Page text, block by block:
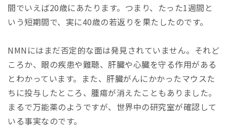
間でいえば20歳にあたります。つまり、たった1週間と
いう短期間で、実に40歳の若返りを果たしたのです。
NMNにはまだ否定的な面は発見されていません。それど
ころか、眼の疾患や難聴、肝臓や心臓を守る作用がある
とわかっています。また、肝臓がんにかかったマウスた
ちに投与したところ、腫瘍が消えたこともありました。
まるで万能薬のようですが、世界中の研究室が確認して
いる事実なのです。